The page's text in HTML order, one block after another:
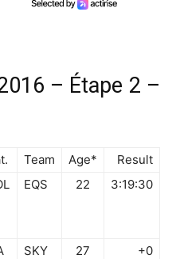
– Étape 2 –
Team Age*
Result
EQS 22 3:19:30
SKY 27
+0